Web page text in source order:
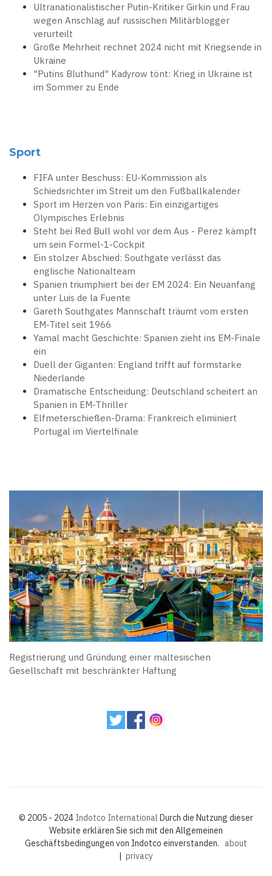
Ultranationalistischer Putin-Kritiker Girkin und Frau
wegen Anschlag auf russischen Militärblogger
verurteilt
Große Mehrheit rechnet 2024 nicht mit Kriegsende in
Ukraine
"Putins Bluthund" Kadyrow tönt: Krieg in Ukraine ist
im Sommer zu Ende
Sport
FIFA unter Beschuss: EU-Kommission als
Schiedsrichter im Streit um den Fußballkalender
Sport im Herzen von Paris: Ein einzigartiges
Olympisches Erlebnis
Steht bei Red Bull wohl vor dem Aus - Perez kämpft
um sein Formel-1-Cockpit
Ein stolzer Abschied: Southgate verlässt das
englische Nationalteam
Spanien triumphiert bei der EM 2024: Ein Neuanfang
unter Luis de la Fuente
Gareth Southgates Mannschaft träumt vom ersten
EM-Titel seit 1966
Yamal macht Geschichte: Spanien zieht ins EM-Finale
ein
Duell der Giganten: England trifft auf formstarke
Niederlande
Dramatische Entscheidung: Deutschland scheitert an
Spanien in EM-Thriller
Elfmeterschießen-Drama: Frankreich eliminiert
Portugal im Viertelfinale
Registrierung und Gründung einer maltesischen
Gesellschaft mit beschränkter Haftung
© 2005 - 2024 Indotco International Durch die Nutzung dieser
Website erklären Sie sich mit den Allgemeinen
Geschäftsbedingungen von Indotco einverstanden. about
| privacy